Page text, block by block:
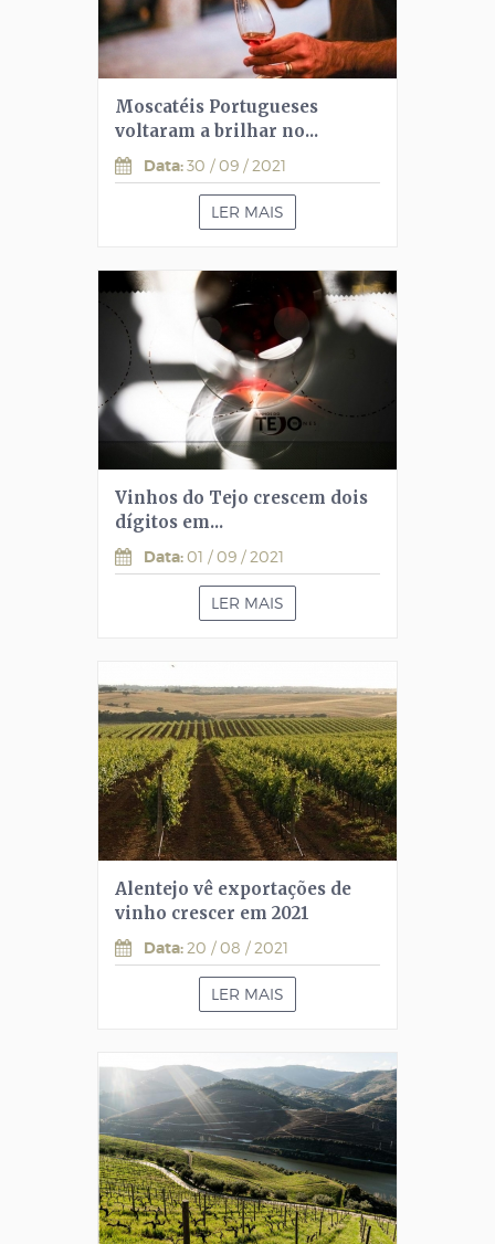
Moscatéis Portugueses
voltaram a brilhar no...
Data:30 / 09 / 2021
LER MAIS
Vinhos do Tejo crescem dois
dígitos em...
Data:01 / 09 / 2021
LER MAIS
Alentejo vê exportações de
vinho crescer em 2021
Data:20 / 08 / 2021
LER MAIS